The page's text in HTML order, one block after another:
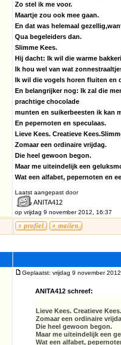
Zo stel ik me voor.
Maartje zou ook mee gaan.
En dat was helemaal
Qua begeleiders dan.
Slimme Kees.
Hij dacht: Ik wil die warme
Ik hou wel van wat
Ik wil die vogels horen fluiten en
En belangrijker nog: Ik zal die
prachtige chocolade
munten en suikerbeesten ik kan
En pepernoten en speculaas.
Lieve Kees. Creatieve
Zomaar een ordinaire vrijdag.
Die heel gewoon begon.
Maar me uiteindelijk een
Wat een alfabet, pepernoten en
Laatst aangepast door
ANITA412
op vrijdag 9 november 2012, 16:37
Geplaatst: vrijdag 9 november
ANITA412 schreef:
Lieve Kees. Creatieve
Zomaar een ordinaire
Die heel gewoon begon.
Maar me uiteindelijk een
Wat een alfabet,